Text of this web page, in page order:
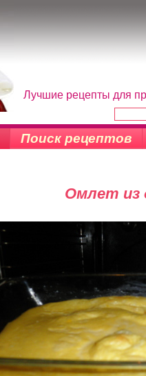
Лучшие рецепты для
Поиск рецептов
Омлет из